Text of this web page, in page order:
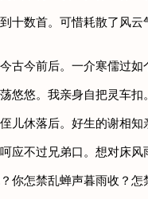
数首。可惜耗散了风云
今前后。一介寒儒过如
悠。我亲身自把灵车扣
休落后。好生的谢相知
不过兄弟口。想对床风
怎禁乱蝉声暮雨收？怎